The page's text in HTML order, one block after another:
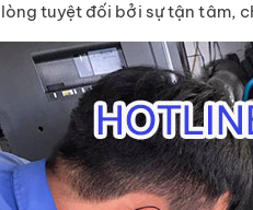
tuyệt đối bởi sự tận tâm,